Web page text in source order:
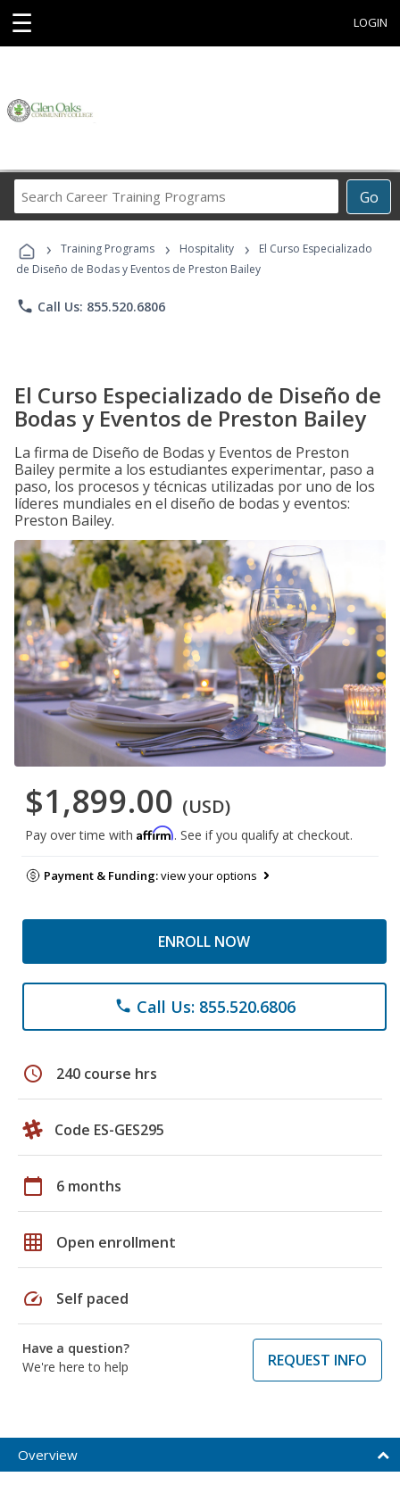
☰ LOGIN
Go
Career
Programs
› Training Programs › Hospitality ›
El Curso Especializado
de Diseño de Bodas y Eventos de Preston Bailey
phone Call Us: 855.520.6806
El Curso Especializado de Diseño de
Bodas y Eventos de Preston Bailey
La firma de Diseño de Bodas y Eventos de Preston
Bailey permite a los estudiantes experimentar, paso a
paso, los procesos y técnicas utilizadas por uno de los
líderes mundiales en el diseño de bodas y eventos:
Preston Bailey.
$1,899.00 (USD)
Pay over time with Affirm. See if you qualify at checkout.
Payment & Funding:view your options
ENROLL NOW
phone Call Us: 855.520.6806
schedule 240 course hrs
Code ES-GES295
calendar_today 6 months
grid_on Open enrollment
speed Self paced
Have a question?
We're here to help
REQUEST INFO
Overview